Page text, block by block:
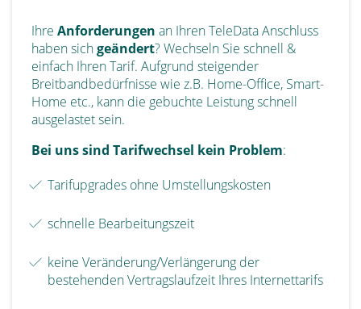
Ihre Anforderungen an Ihren TeleData Anschluss
haben sichgeändert? Wechseln Sie schnell &
einfach Ihren Tarif. Aufgrund steigender
Breitbandbedürfnisse wie z.B. Home-Office, Smart-
Home etc., kann die gebuchte Leistung schnell
ausgelastet sein.
Bei uns sind Tarifwechsel kein Problem:
Tarifupgrades ohne Umstellungskosten
schnelle Bearbeitungszeit
keine Veränderung/Verlängerung der
bestehenden Vertragslaufzeit Ihres Internettarifs